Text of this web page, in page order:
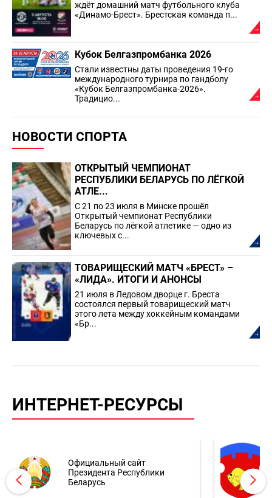
ждёт домашний матч футбольного клуба
«Динамо-Брест». Брестская команда п...
Кубок Белгазпромбанка 2026
Стали известны даты проведения 19-го
международного турнира по гандболу
«Кубок Белгазпромбанка-2026».
Традицио...
НОВОСТИ СПОРТА
ОТКРЫТЫЙ ЧЕМПИОНАТ
РЕСПУБЛИКИ БЕЛАРУСЬ ПО ЛЁГКОЙ
АТЛЕ...
С 21 по 23 июля в Минске прошёл
Открытый чемпионат Республики
Беларусь по лёгкой атлетике — одно из
ключевых с...
ТОВАРИЩЕСКИЙ МАТЧ «БРЕСТ» –
«ЛИДА». ИТОГИ И АНОНСЫ
21 июля в Ледовом дворце г. Бреста
состоялся первый товарищеский матч
этого лета между хоккейным командами
«Бр...
ИНТЕРНЕТ-РЕСУРСЫ
Официальный сайт
Президента Республики
Беларусь